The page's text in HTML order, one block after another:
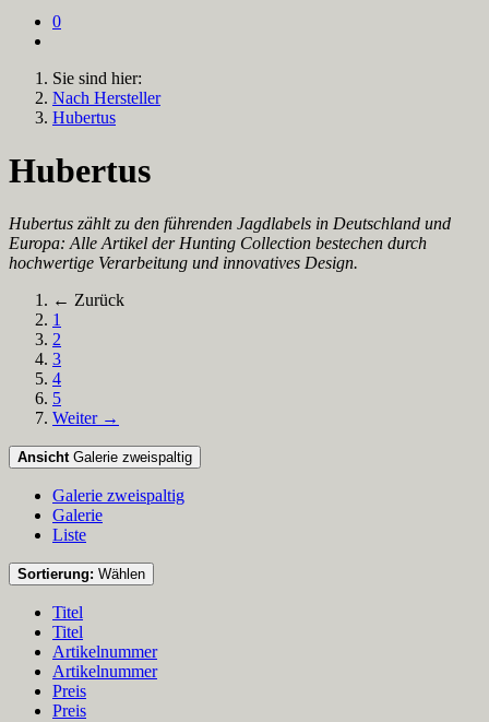
0
Sie sind hier:
Nach Hersteller
Hubertus
Hubertus
Hubertus zählt zu den führenden Jagdlabels in Deutschland und
Europa: Alle Artikel der Hunting Collection bestechen durch
hochwertige Verarbeitung und innovatives Design.
← Zurück
1
2
3
4
5
Weiter →
AnsichtGalerie zweispaltig
Galerie zweispaltig
Galerie
Liste
Sortierung: Wählen
Titel
Titel
Artikelnummer
Artikelnummer
Preis
Preis